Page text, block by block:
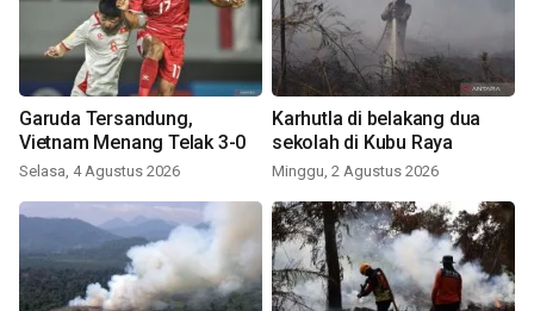
Garuda Tersandung,
Vietnam Menang Telak 3-0
Selasa, 4 Agustus 2026
Karhutla di belakang dua
sekolah di Kubu Raya
Minggu, 2 Agustus 2026